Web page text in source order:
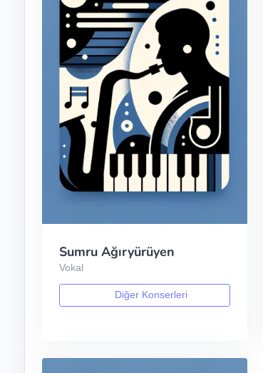
Sumru Ağıryürüyen
Vokal
Diğer Konserleri